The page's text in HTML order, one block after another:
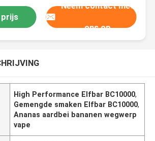
Neem contact met
ons op
High Performance Elfbar BC10000,
Gemengde smaken Elfbar BC10000,
Ananas aardbei bananen wegwerp
vape